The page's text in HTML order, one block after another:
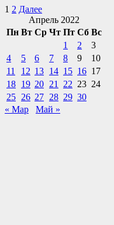
1 2 Далее
Апрель 2022
Пн Вт Ср Чт Пт Сб Вс
1
2
3
4
5 6 7 8 9
10
11
12 13 14 15 16 17
18 19 20 21 22 23 24
25 26 27 28 29 30
« Мар
Май »